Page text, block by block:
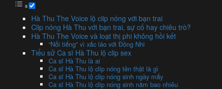
Hà Thu The Voice lộ clip nóng với bạn trai
Clip nóng Hà Thu với bạn trai, sự cố hay chiêu trò?
Hà Thu The Voice và loạt thị phi không hồi kết
“Nổi tiếng” vì xấc láo với Đông Nhi
Tiểu sử Ca sĩ Hà Thu lộ clip sex
Ca sĩ Hà Thu là ai
Ca sĩ Hà Thu lộ clip nóng tên thật là gì
Ca sĩ Hà Thu lộ clip nóng sinh ngày mấy
Ca sĩ Hà Thu lộ clip nóng sinh năm bao nhiêu